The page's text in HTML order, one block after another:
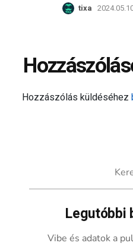
tixa
Hozzászólás küldéséhez
Legutóbbi
Vibe és adatok a